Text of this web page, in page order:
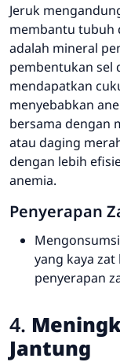
Jeruk
membantu tubuh
adalah mineral
pembentukan sel
mendapatkan
menyebabkan
bersama dengan
atau daging
dengan lebih
anemia.
Penyerapan
yang kaya
penyerapan
4.
Jantung